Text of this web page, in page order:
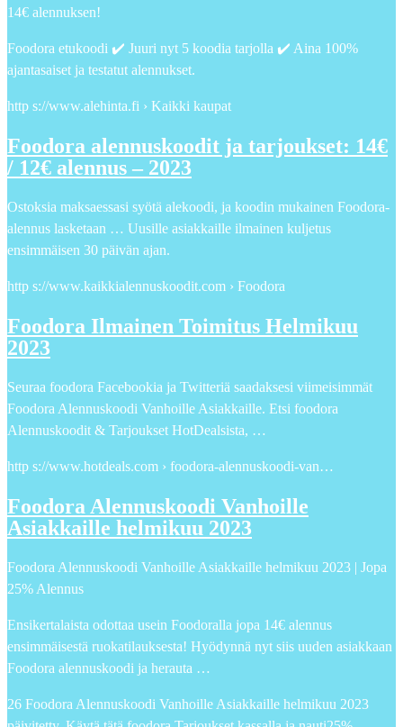
14€ alennuksen!
Foodora etukoodi ✔️ Juuri nyt 5 koodia tarjolla ✔️ Aina 100%
ajantasaiset ja testatut alennukset.
http s://www.alehinta.fi › Kaikki kaupat
Foodora alennuskoodit ja tarjoukset: 14€
/ 12€ alennus – 2023
Ostoksia maksaessasi syötä alekoodi, ja koodin mukainen Foodora-
alennus lasketaan … Uusille asiakkaille ilmainen kuljetus
ensimmäisen 30 päivän ajan.
http s://www.kaikkialennuskoodit.com › Foodora
Foodora Ilmainen Toimitus Helmikuu
2023
Seuraa foodora Facebookia ja Twitteriä saadaksesi viimeisimmät
Foodora Alennuskoodi Vanhoille Asiakkaille. Etsi foodora
Alennuskoodit & Tarjoukset HotDealsista, …
http s://www.hotdeals.com › foodora-alennuskoodi-van…
Foodora Alennuskoodi Vanhoille
Asiakkaille helmikuu 2023
Foodora Alennuskoodi Vanhoille Asiakkaille helmikuu 2023 | Jopa
25% Alennus
Ensikertalaista odottaa usein Foodoralla jopa 14€ alennus
ensimmäisestä ruokatilauksesta! Hyödynnä nyt siis uuden asiakkaan
Foodora alennuskoodi ja herauta …
26 Foodora Alennuskoodi Vanhoille Asiakkaille helmikuu 2023